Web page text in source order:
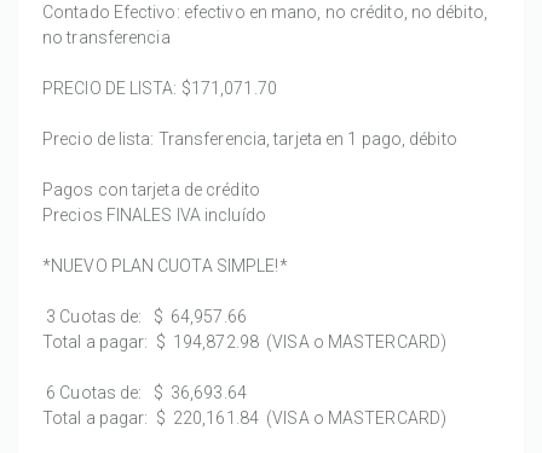
Contado Efectivo: efectivo en mano, no crédito, no débito,
no transferencia
PRECIO DE LISTA: $171,071.70
Precio de lista: Transferencia, tarjeta en 1 pago, débito
Pagos con tarjeta de crédito
Precios FINALES IVA incluído
*NUEVO PLAN CUOTA SIMPLE!*
3 Cuotas de:
$ 64,957.66
Total a pagar: $ 194,872.98 (VISA o MASTERCARD)
6 Cuotas de:
$ 36,693.64
Total a pagar: $ 220,161.84 (VISA o MASTERCARD)